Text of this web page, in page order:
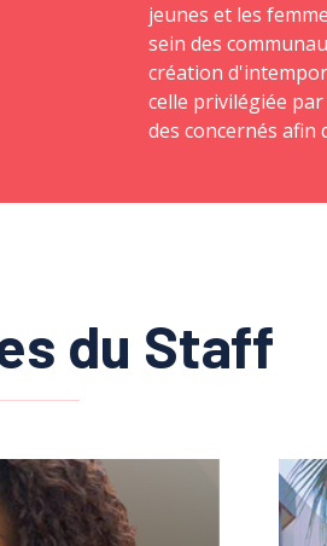
jeunes et les
sein des
création
celle privilégiée
des concernés afin
du Staff